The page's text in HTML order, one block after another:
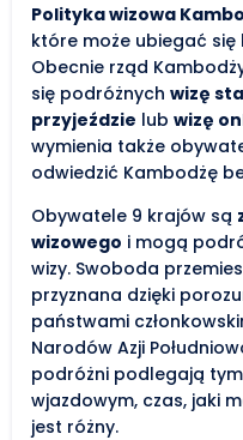
Polityka wizowa
które może ubiegać
Obecnie rząd
się podróżnych wizę
przyjeździe lub wizę
wymienia także
odwiedzić Kambodżę
Obywatele 9 krajów są
wizowego i mogą
wizy. Swoboda
przyznana dzięki
państwami
Narodów Azji
podróżni podlegają
wjazdowym, czas, jaki
jest różny.